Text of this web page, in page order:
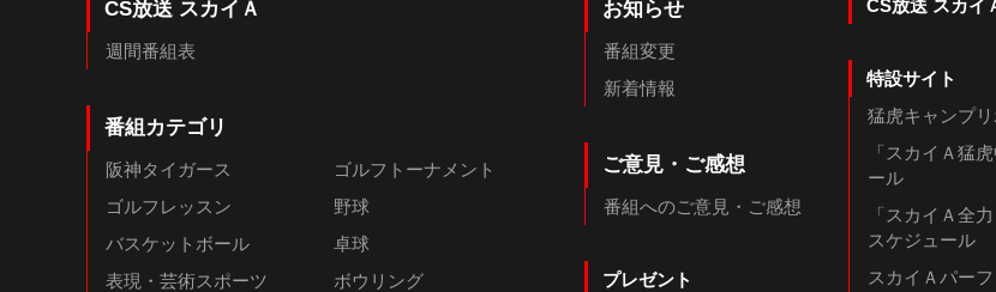
CS放送 スカイＡ
週間番組表
番組カテゴリ
阪神タイガース
ゴルフトーナメント
ゴルフレッスン
野球
バスケットボール
卓球
表現・芸術スポーツ
ボウリング
お知らせ
番組変更
新着情報
ご意見・ご感想
番組へのご意見・ご感想
プレゼント
CS放送 スカイ
特設サイト
猛虎キャンプ
「スカイＡ猛
ール
「スカイＡ全
スケジュール
スカイＡパー